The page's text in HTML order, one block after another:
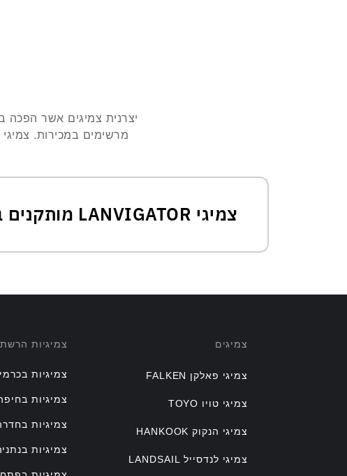
יצרנית צמיגים אשר הפכה
מרשימים במכירות.
צמיגי LANVIGATOR מותקנים בהתקנה מקורית(OE)
צמיגים
צמיגי פאלקן FALKEN
צמיגי טויו TOYO
צמיגי הנקוק HANKOOK
צמיגי לנדסייל LANDSAIL
צמיגיות הרשת
צמיגיות
צמיגיות
צמיגיות
צמיגיות